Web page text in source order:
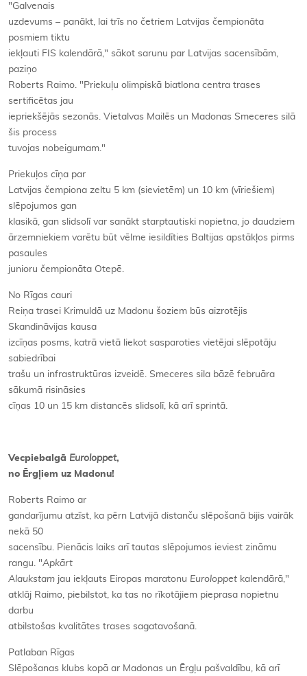
"Galvenais
uzdevums – panākt, lai trīs no četriem Latvijas čempionāta
posmiem tiktu
iekļauti FIS kalendārā," sākot sarunu par Latvijas sacensībām,
paziņo
Roberts Raimo. "Priekuļu olimpiskā biatlona centra trases
sertificētas jau
iepriekšējās sezonās. Vietalvas Mailēs un Madonas Smeceres silā
šis process
tuvojas nobeigumam."
Priekuļos cīņa par
Latvijas čempiona zeltu 5 km (sievietēm) un 10 km (vīriešiem)
slēpojumos gan
klasikā, gan slidsolī var sanākt starptautiski nopietna, jo daudziem
ārzemniekiem varētu būt vēlme iesildīties Baltijas apstākļos pirms
pasaules
junioru čempionāta Otepē.
No Rīgas cauri
Reiņa trasei Krimuldā uz Madonu šoziem būs aizrotējis
Skandināvijas kausa
izcīņas posms, katrā vietā liekot sasparoties vietējai slēpotāju
sabiedrībai
trašu un infrastruktūras izveidē. Smeceres sila bāzē februāra
sākumā risināsies
cīņas 10 un 15 km distancēs slidsolī, kā arī sprintā.
Vecpiebalgā Euroloppet,
no Ērgļiem uz Madonu!
Roberts Raimo ar
gandarījumu atzīst, ka pērn Latvijā distanču slēpošanā bijis vairāk
nekā 50
sacensību. Pienācis laiks arī tautas slēpojumos ieviest zināmu
rangu. "Apkārt
Alaukstam jau iekļauts Eiropas maratonu Euroloppet kalendārā,"
atklāj Raimo, piebilstot, ka tas no rīkotājiem pieprasa nopietnu
darbu
atbilstošas kvalitātes trases sagatavošanā.
Patlaban Rīgas
Slēpošanas klubs kopā ar Madonas un Ērgļu pašvaldību, kā arī